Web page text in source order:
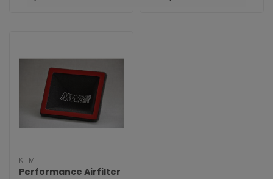
bescherming. Ge..
KTM
Performance Airfilter